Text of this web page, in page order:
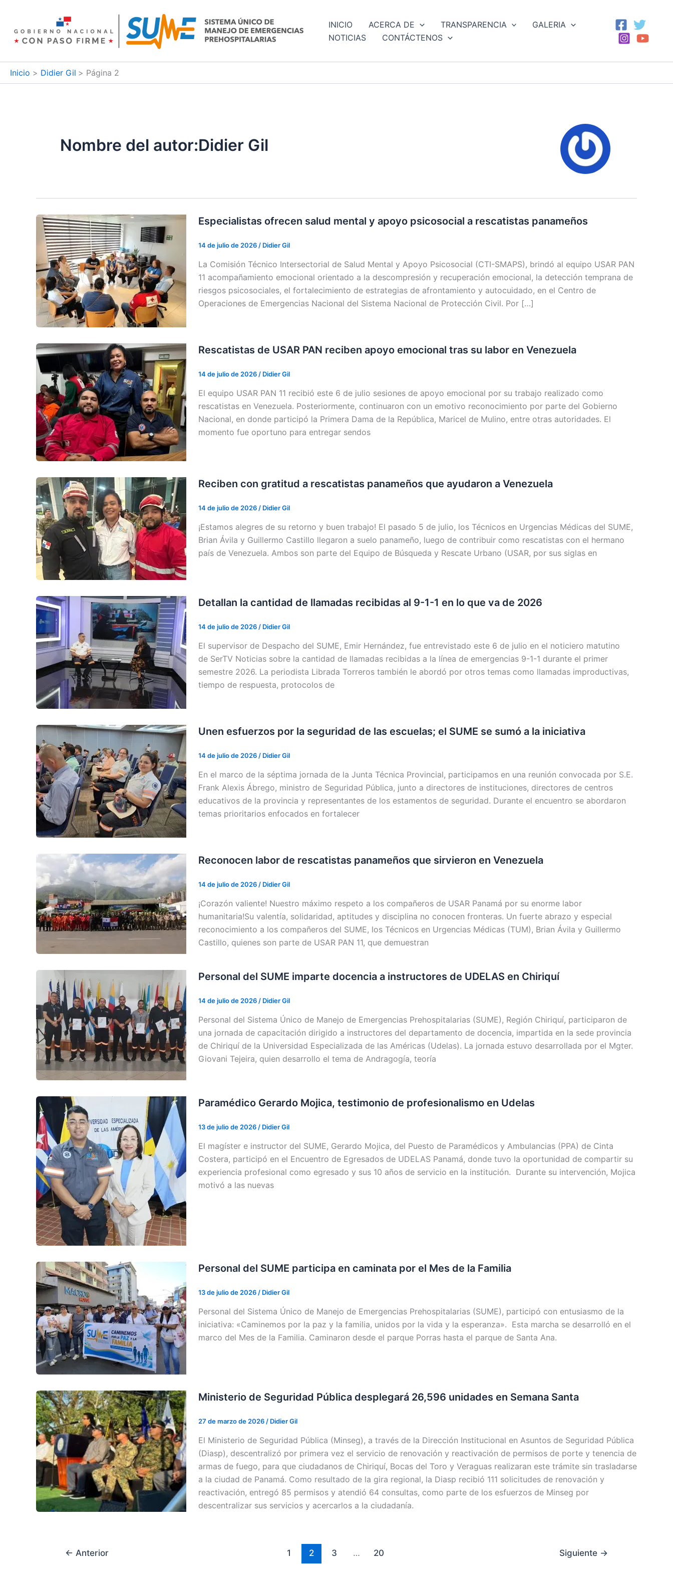
contenido
INICIO ACERCA DE TRANSPARENCIA
GALERIA
NOTICIAS
CONTÁCTENOS
Inicio Didier Gil Página 2
Nombre del autor:Didier Gil
Especialistas ofrecen salud mental y apoyo psicosocial a rescatistas panameños
14 de julio de 2026 / Didier Gil
La Comisión Técnico Intersectorial de Salud Mental y Apoyo Psicosocial (CTI-SMAPS), brindó al equipo USAR PAN
11 acompañamiento emocional orientado a la descompresión y recuperación emocional, la detección temprana de
riesgos psicosociales, el fortalecimiento de estrategias de afrontamiento y autocuidado, en el Centro de
Operaciones de Emergencias Nacional del Sistema Nacional de Protección Civil. Por […]
Rescatistas de USAR PAN reciben apoyo emocional tras su labor en Venezuela
14 de julio de 2026 / Didier Gil
El equipo USAR PAN 11 recibió este 6 de julio sesiones de apoyo emocional por su trabajo realizado como
rescatistas en Venezuela. Posteriormente, continuaron con un emotivo reconocimiento por parte del Gobierno
Nacional, en donde participó la Primera Dama de la República, Maricel de Mulino, entre otras autoridades. El
momento fue oportuno para entregar sendos
Reciben con gratitud a rescatistas panameños que ayudaron a Venezuela
14 de julio de 2026 / Didier Gil
¡Estamos alegres de su retorno y buen trabajo! El pasado 5 de julio, los Técnicos en Urgencias Médicas del SUME,
Brian Ávila y Guillermo Castillo llegaron a suelo panameño, luego de contribuir como rescatistas con el hermano
país de Venezuela. Ambos son parte del Equipo de Búsqueda y Rescate Urbano (USAR, por sus siglas en
Detallan la cantidad de llamadas recibidas al 9-1-1 en lo que va de 2026
14 de julio de 2026 / Didier Gil
El supervisor de Despacho del SUME, Emir Hernández, fue entrevistado este 6 de julio en el noticiero matutino
de SerTV Noticias sobre la cantidad de llamadas recibidas a la línea de emergencias 9-1-1 durante el primer
semestre 2026. La periodista Librada Torreros también le abordó por otros temas como llamadas improductivas,
tiempo de respuesta, protocolos de
Unen esfuerzos por la seguridad de las escuelas; el SUME se sumó a la iniciativa
14 de julio de 2026 / Didier Gil
En el marco de la séptima jornada de la Junta Técnica Provincial, participamos en una reunión convocada por S.E.
Frank Alexis Ábrego, ministro de Seguridad Pública, junto a directores de instituciones, directores de centros
educativos de la provincia y representantes de los estamentos de seguridad. Durante el encuentro se abordaron
temas prioritarios enfocados en fortalecer
Reconocen labor de rescatistas panameños que sirvieron en Venezuela
14 de julio de 2026 / Didier Gil
¡Corazón valiente! Nuestro máximo respeto a los compañeros de USAR Panamá por su enorme labor
humanitaria!Su valentía, solidaridad, aptitudes y disciplina no conocen fronteras. Un fuerte abrazo y especial
reconocimiento a los compañeros del SUME, los Técnicos en Urgencias Médicas (TUM), Brian Ávila y Guillermo
Castillo, quienes son parte de USAR PAN 11, que demuestran
Personal del SUME imparte docencia a instructores de UDELAS en Chiriquí
14 de julio de 2026 / Didier Gil
Personal del Sistema Único de Manejo de Emergencias Prehospitalarias (SUME), Región Chiriquí, participaron de
una jornada de capacitación dirigido a instructores del departamento de docencia, impartida en la sede provincia
de Chiriquí de la Universidad Especializada de las Américas (Udelas). La jornada estuvo desarrollada por el Mgter.
Giovani Tejeira, quien desarrollo el tema de Andragogía, teoría
Paramédico Gerardo Mojica, testimonio de profesionalismo en Udelas
13 de julio de 2026 / Didier Gil
El magíster e instructor del SUME, Gerardo Mojica, del Puesto de Paramédicos y Ambulancias (PPA) de Cinta
Costera, participó en el Encuentro de Egresados de UDELAS Panamá, donde tuvo la oportunidad de compartir su
experiencia profesional como egresado y sus 10 años de servicio en la institución. Durante su intervención, Mojica
motivó a las nuevas
Personal del SUME participa en caminata por el Mes de la Familia
13 de julio de 2026 / Didier Gil
Personal del Sistema Único de Manejo de Emergencias Prehospitalarias (SUME), participó con entusiasmo de la
iniciativa: «Caminemos por la paz y la familia, unidos por la vida y la esperanza». Esta marcha se desarrolló en el
marco del Mes de la Familia. Caminaron desde el parque Porras hasta el parque de Santa Ana.
Ministerio de Seguridad Pública desplegará 26,596 unidades en Semana Santa
27 de marzo de 2026 / Didier Gil
El Ministerio de Seguridad Pública (Minseg), a través de la Dirección Institucional en Asuntos de Seguridad Pública
(Diasp), descentralizó por primera vez el servicio de renovación y reactivación de permisos de porte y tenencia de
armas de fuego, para que ciudadanos de Chiriquí, Bocas del Toro y Veraguas realizaran este trámite sin trasladarse
a la ciudad de Panamá. Como resultado de la gira regional, la Diasp recibió 111 solicitudes de renovación y
reactivación, entregó 85 permisos y atendió 64 consultas, como parte de los esfuerzos de Minseg por
descentralizar sus servicios y acercarlos a la ciudadanía.
← Anterior 1 2 3 … 20 Siguiente →